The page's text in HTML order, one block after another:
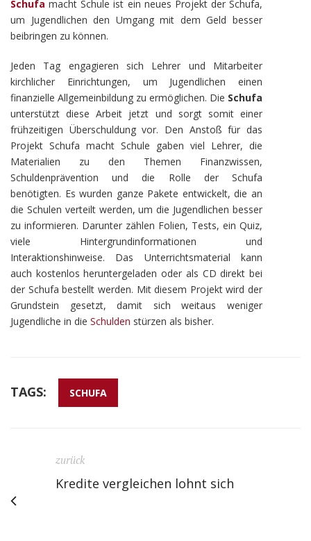
Schufa macht Schule ist ein neues Projekt der Schufa,
um Jugendlichen den Umgang mit dem Geld besser
beibringen zu können.
Jeden Tag engagieren sich Lehrer und Mitarbeiter
kirchlicher Einrichtungen, um Jugendlichen einen
finanzielle Allgemeinbildung zu ermöglichen. Die Schufa
unterstützt diese Arbeit jetzt und sorgt somit einer
frühzeitigen Überschuldung vor. Den Anstoß für das
Projekt Schufa macht Schule gaben viel Lehrer, die
Materialien zu den Themen Finanzwissen,
Schuldenprävention und die Rolle der Schufa
benötigten. Es wurden ganze Pakete entwickelt, die an
die Schulen verteilt werden, um die Jugendlichen besser
zu informieren. Darunter zählen Folien, Tests, ein Quiz,
viele Hintergrundinformationen und
Interaktionshinweise. Das Unterrichtsmaterial kann
auch kostenlos heruntergeladen oder als CD direkt bei
der Schufa bestellt werden. Mit diesem Projekt wird der
Grundstein gesetzt, damit sich weitaus weniger
Jugendliche in die Schulden stürzen als bisher.
TAGS: SCHUFA
zurück
Kredite vergleichen lohnt sich